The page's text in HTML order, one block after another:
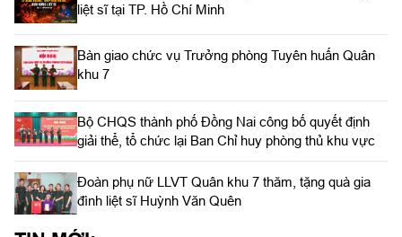
liệt sĩ tại TP. Hồ Chí Minh
Bàn giao chức vụ Trưởng phòng Tuyên huấn Quân
khu 7
Bộ CHQS thành phố Đồng Nai công bố quyết định
giải thể, tổ chức lại Ban Chỉ huy phòng thủ khu vực
Đoàn phụ nữ LLVT Quân khu 7 thăm, tặng quà gia
đình liệt sĩ Huỳnh Văn Quên